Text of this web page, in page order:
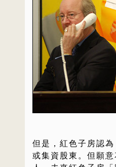
但是，紅色子房認
或集資股東。但願